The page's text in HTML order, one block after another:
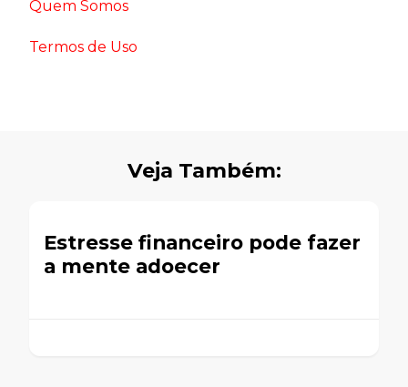
Quem Somos
Termos de Uso
Veja Também:
Estresse financeiro pode fazer
a mente adoecer